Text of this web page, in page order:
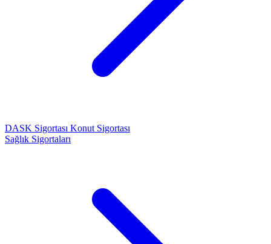
DASK Sigortası Konut Sigortası
Sağlık Sigortaları